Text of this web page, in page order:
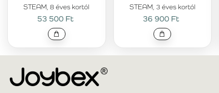
STEAM, 8 éves kortól
53 500 Ft
STEAM, 3 éves kortól
36 900 Ft